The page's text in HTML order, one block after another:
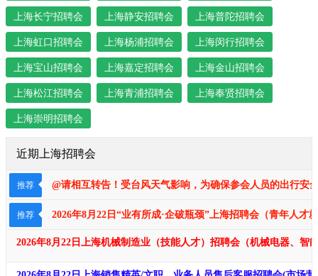
上海长宁招聘会 上海静安招聘会 上海普陀招聘会
上海虹口招聘会 上海杨浦招聘会 上海闵行招聘会
上海宝山招聘会 上海嘉定招聘会 上海金山招聘会
上海松江招聘会 上海青浦招聘会 上海奉贤招聘会
上海崇明招聘会
近期上海招聘会
推荐 @请相互转告！受台风天气影响，为确保参会人员的出行安
推荐 2026年8月22日“业有所成·企破瓶颈​​​”上海招聘会（青年人才
2026年8月22日上海机械制造业（技能人才）招聘会（机械电器、智